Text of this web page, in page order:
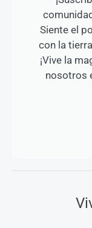
Siente el
con la
¡Vive la
nosotros